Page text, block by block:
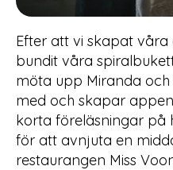
Efter att vi skapat
bundit våra
möta upp Miranda
med och skapar
korta föreläsningar på
för att avnjuta en
restaurangen Miss